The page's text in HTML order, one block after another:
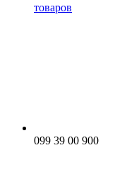
товаров
099 39 00 900